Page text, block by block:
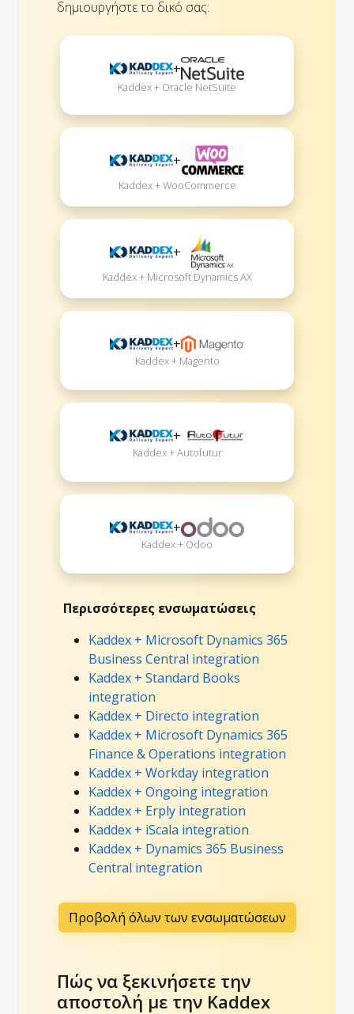
δημιουργήστε το δικό σας:
+
Kaddex + Oracle NetSuite
+
Kaddex + WooCommerce
+
Kaddex + Microsoft Dynamics AX
+
Kaddex + Magento
+
Kaddex + Autofutur
+
Kaddex + Odoo
Περισσότερες ενσωματώσεις
Kaddex + Microsoft Dynamics 365
Business Central integration
Kaddex + Standard Books
integration
Kaddex + Directo integration
Kaddex + Microsoft Dynamics 365
Finance & Operations integration
Kaddex + Workday integration
Kaddex + Ongoing integration
Kaddex + Erply integration
Kaddex + iScala integration
Kaddex + Dynamics 365 Business
Central integration
Προβολή όλων των ενσωματώσεων
Πώς να ξεκινήσετε την
αποστολή με την Kaddex